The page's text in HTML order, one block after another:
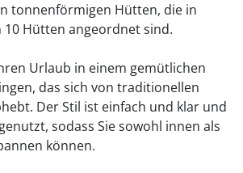
tonnenförmigen Hütten, die in
Hütten angeordnet sind.
Urlaub in einem gemütlichen
das sich von traditionellen
Der Stil ist einfach und klar und
sodass Sie sowohl innen als
können.